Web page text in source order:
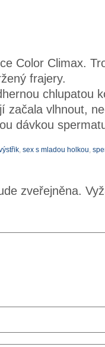
Color Climax.
frajery.
chlupatou
začala vlhnout,
dávkou
, sex s mladou holkou,
zveřejněna.